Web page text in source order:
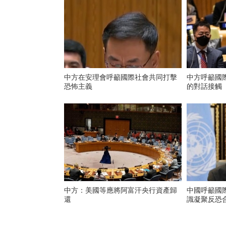
中方在安理會呼籲國際社會共同打擊
恐怖主義
中方呼籲國
的對話接觸
中方：美國等應將阿富汗央行資產歸
還
中國呼籲國
識凝聚反恐